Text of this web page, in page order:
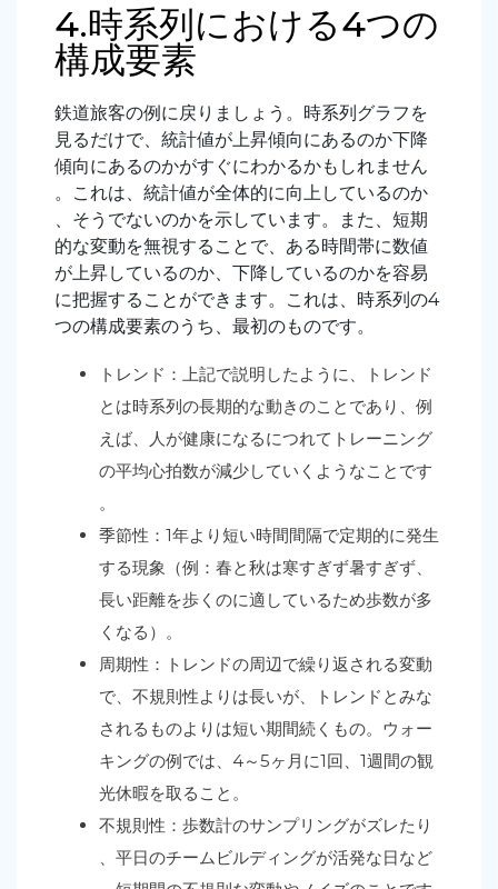
4.時系列における4つの
構成要素
鉄道旅客の例に戻りましょう。時系列グラフを
見るだけで、統計値が上昇傾向にあるのか下降
傾向にあるのかがすぐにわかるかもしれません
。これは、統計値が全体的に向上しているのか
、そうでないのかを示しています。また、短期
的な変動を無視することで、ある時間帯に数値
が上昇しているのか、下降しているのかを容易
に把握することができます。これは、時系列の4
つの構成要素のうち、最初のものです。
トレンド：上記で説明したように、トレンド
とは時系列の長期的な動きのことであり、例
えば、人が健康になるにつれてトレーニング
の平均心拍数が減少していくようなことです
。
季節性：1年より短い時間間隔で定期的に発生
する現象（例：春と秋は寒すぎず暑すぎず、
長い距離を歩くのに適しているため歩数が多
くなる）。
周期性：トレンドの周辺で繰り返される変動
で、不規則性よりは長いが、トレンドとみな
されるものよりは短い期間続くもの。ウォー
キングの例では、4～5ヶ月に1回、1週間の観
光休暇を取ること。
不規則性：歩数計のサンプリングがズレたり
、平日のチームビルディングが活発な日など